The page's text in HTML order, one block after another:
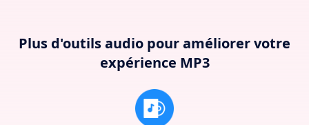
Plus d'outils audio pour améliorer votre
expérience MP3